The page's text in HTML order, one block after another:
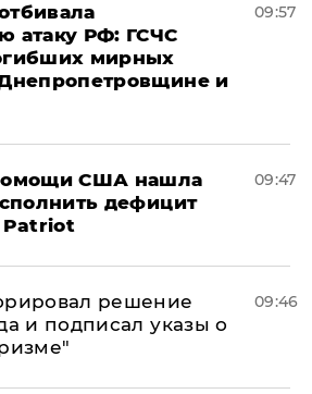
атаку РФ: ГСЧС
мирных
и
09:57
США нашла
дефицит
Patriot
09:47
решение
и подписал указы о
09:46